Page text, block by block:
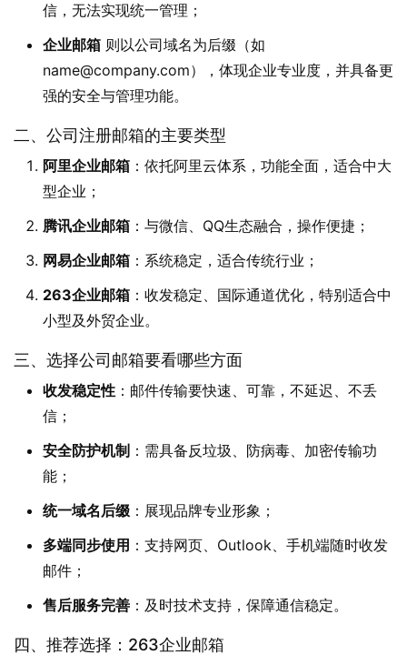
信，无法实现统一管理；
企业邮箱 则以公司域名为后缀（如
name@company.com），体现企业专业度，并具备更
强的安全与管理功能。
二、公司注册邮箱的主要类型
阿里企业邮箱 ：依托阿里云体系，功能全面，适合中大
型企业；
腾讯企业邮箱 ：与微信、QQ生态融合，操作便捷；
网易企业邮箱 ：系统稳定，适合传统行业；
263企业邮箱 ：收发稳定、国际通道优化，特别适合中
小型及外贸企业。
三、选择公司邮箱要看哪些方面
收发稳定性 ：邮件传输要快速、可靠，不延迟、不丢
信；
安全防护机制 ：需具备反垃圾、防病毒、加密传输功
能；
统一域名后缀 ：展现品牌专业形象；
多端同步使用 ：支持网页、Outlook、手机端随时收发
邮件；
售后服务完善 ：及时技术支持，保障通信稳定。
四、推荐选择：263企业邮箱